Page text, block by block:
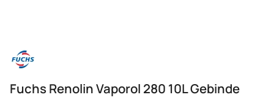
Fuchs Renolin Vaporol 280 10L Gebinde